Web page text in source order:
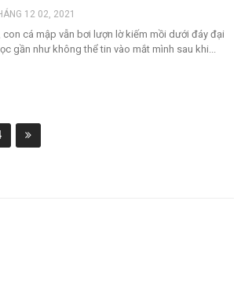
12 02, 2021
con cá mập vẫn bơi lượn lờ kiếm mồi dưới đáy đại
gần như không thể tin vào mắt mình sau khi...